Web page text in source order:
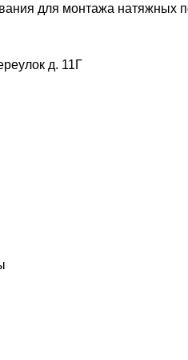
для монтажа натяжных
д. 11Г